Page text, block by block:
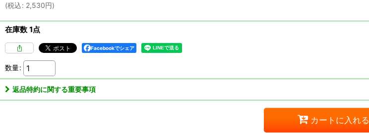
(税込: 2,530円)
在庫数 1点
Facebookでシェア
数量:
返品特約に関する重要事項
カートに入れる